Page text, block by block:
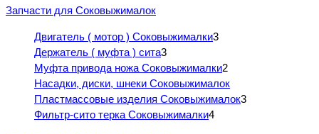
Запчасти для Соковыжималок
Двигатель ( мотор ) Соковыжималки3
Держатель ( муфта ) сита3
Муфта привода ножа Соковыжималки2
Насадки, диски, шнеки Соковыжималок
Пластмассовые изделия Соковыжималок3
Фильтр-сито терка Соковыжималки4